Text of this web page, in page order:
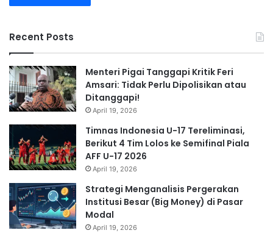
Recent Posts
Menteri Pigai Tanggapi Kritik Feri
Amsari: Tidak Perlu Dipolisikan atau
Ditanggapi!
April 19, 2026
Timnas Indonesia U-17 Tereliminasi,
Berikut 4 Tim Lolos ke Semifinal Piala
AFF U-17 2026
April 19, 2026
Strategi Menganalisis Pergerakan
Institusi Besar (Big Money) di Pasar
Modal
April 19, 2026